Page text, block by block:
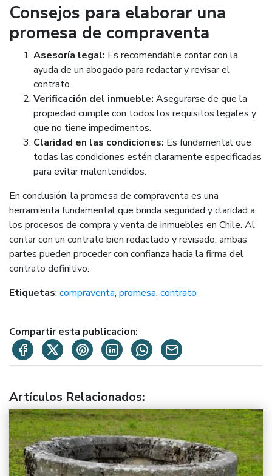
Consejos para elaborar una
promesa de compraventa
Asesoría legal: Es recomendable contar con la
ayuda de un abogado para redactar y revisar el
contrato.
Verificación del inmueble: Asegurarse de que la
propiedad cumple con todos los requisitos legales y
que no tiene impedimentos.
Claridad en las condiciones: Es fundamental que
todas las condiciones estén claramente especificadas
para evitar malentendidos.
En conclusión, la promesa de compraventa es una
herramienta fundamental que brinda seguridad y claridad a
los procesos de compra y venta de inmuebles en Chile. Al
contar con un contrato bien redactado y revisado, ambas
partes pueden proceder con confianza hacia la firma del
contrato definitivo.
Etiquetas: compraventa, promesa, contrato
Compartir esta publicacion:
Artículos Relacionados: